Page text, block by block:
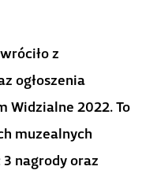
z
ogłoszenia
Widzialne 2022. To
muzealnych
nagrody oraz